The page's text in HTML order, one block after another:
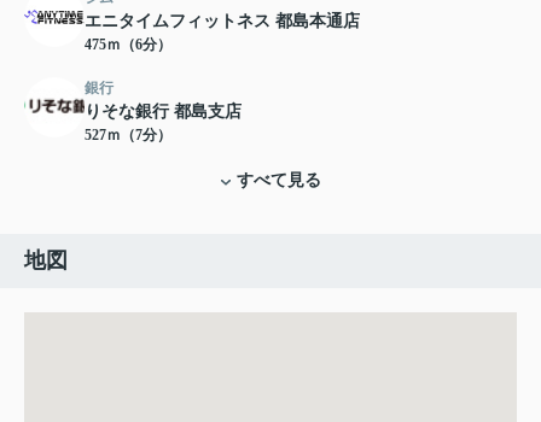
エニタイムフィットネス 都島本通店
475ｍ（6分）
銀行
りそな銀行 都島支店
527ｍ（7分）
すべて見る
地図